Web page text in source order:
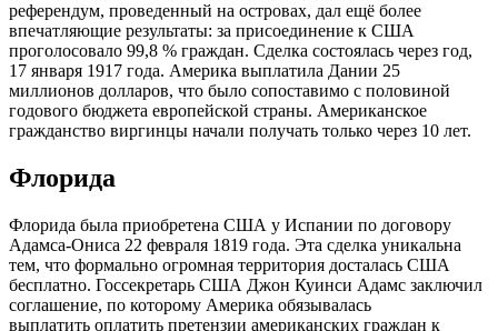
референдум, проведенный на островах, дал ещё более
впечатляющие результаты: за присоединение к США
проголосовало 99,8 % граждан. Сделка состоялась через год,
17 января 1917 года. Америка выплатила Дании 25
миллионов долларов, что было сопоставимо с половиной
годового бюджета европейской страны. Американское
гражданство виргинцы начали получать только через 10 лет.
Флорида
Флорида была приобретена США у Испании по договору
Адамса-Ониса 22 февраля 1819 года. Эта сделка уникальна
тем, что формально огромная территория досталась США
бесплатно. Госсекретарь США Джон Куинси Адамс заключил
соглашение, по которому Америка обязывалась
выплатить оплатить претензии американских граждан к